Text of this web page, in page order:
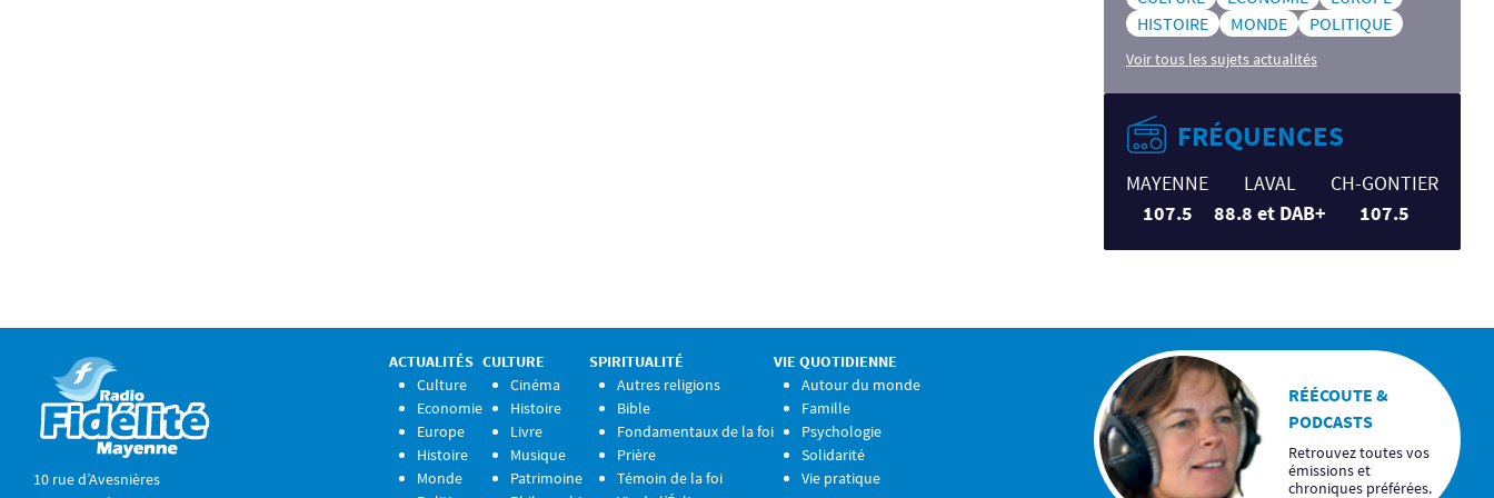
HISTOIRE
MONDE POLITIQUE
Voir tous les sujets actualités
FRÉQUENCES
MAYENNE
107.5
LAVAL
88.8 et DAB+
CH-GONTIER
107.5
10 rue d’Avesnières
ACTUALITÉS
Culture
Economie
Europe
Histoire
Monde
CULTURE
Cinéma
Histoire
Livre
Musique
Patrimoine
SPIRITUALITÉ
Autres religions
Bible
Fondamentaux de la foi
Prière
Témoin de la foi
VIE QUOTIDIENNE
Autour du monde
Famille
Psychologie
Solidarité
Vie pratique
RÉÉCOUTE &
PODCASTS
Retrouvez toutes vos
émissions et
chroniques préférées.